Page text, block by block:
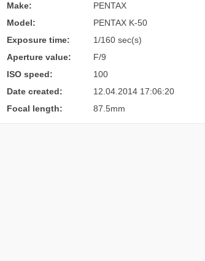
Make:
PENTAX
Model:
PENTAX K-50
Exposure time:
1/160 sec(s)
Aperture value:
F/9
ISO speed:
100
Date created:
12.04.2014 17:06:20
Focal length:
87.5mm